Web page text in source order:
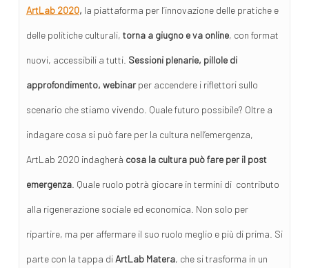
ArtLab 2020, la piattaforma per l’innovazione delle pratiche e
delle politiche culturali, torna a giugno e va online, con format
nuovi, accessibili a tutti. Sessioni plenarie, pillole di
approfondimento, webinarper accendere i riflettori sullo
scenario che stiamo vivendo. Quale futuro possibile? Oltre a
indagare cosa si può fare per la cultura nell’emergenza,
ArtLab 2020 indagherà cosa la cultura può fare per il post
emergenza. Quale ruolo potrà giocare in termini di contributo
alla rigenerazione sociale ed economica. Non solo per
ripartire, ma per affermare il suo ruolo meglio e più di prima. Si
parte con la tappa diArtLab Matera, che si trasforma in un
Appuntamenti
Videomagazine
e blog progetti
Seguici sui social: